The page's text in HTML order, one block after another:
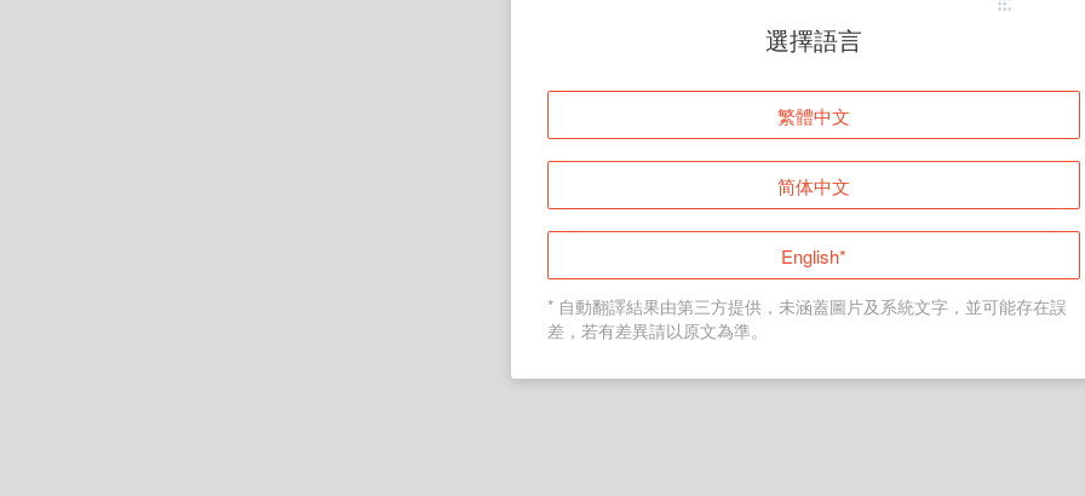
頁面無法顯示
登入
返回首頁
選擇語言
繁體中文
简体中文
English*
* 自動翻譯結果由第三方提供，未涵蓋圖片及系統文字，並可能存在誤
差，若有差異請以原文為準。